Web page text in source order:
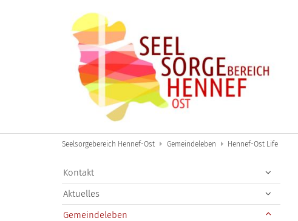
Seelsorgebereich Hennef-Ost Gemeindeleben Hennef-Ost Life
Kontakt
Aktuelles
Gemeindeleben